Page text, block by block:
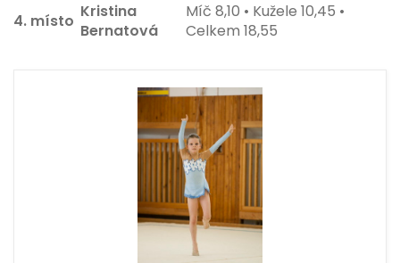
4. místo Kristina
Bernatová
Míč 8,10 • Kužele 10,45 •
Celkem 18,55